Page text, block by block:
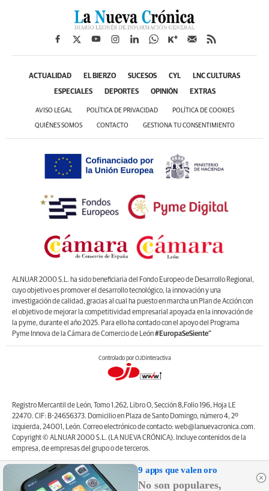
ACTUALIDAD EL BIERZO SUCESOS CYL LNC CULTURAS
ESPECIALES DEPORTES OPINIÓN EXTRAS
AVISO LEGAL POLÍTICA DE PRIVACIDAD POLÍTICA DE COOKIES
QUIÉNES SOMOS CONTACTO GESTIONA TU CONSENTIMIENTO
ALNUAR 2000 S.L. ha sido beneficiaria del Fondo Europeo de Desarrollo Regional,
cuyo objetivo es promover el desarrollo tecnológico, la innovación y una
investigación de calidad, gracias al cual ha puesto en marcha un Plan de Acción con
el objetivo de mejorar la competitividad empresarial apoyada en la innovación de
la pyme, durante el año 2025. Para ello ha contado con el apoyo del Programa
Pyme Innova de la Cámara de Comercio de León#EuropaSeSiente”
Controlado por OJDinteractiva
Registro Mercantil de León, Tomo 1.262, Libro O, Sección 8,Folio 196, Hoja LE
22470. CIF: B-24656373. Domicilio en Plaza de Santo Domingo, número 4, 2º
izquierda, 24001, León. Correo electrónico de contacto: web@lanuevacronica.com.
Copyright © ALNUAR 2000 S.L. (LA NUEVA CRÓNICA). Incluye contenidos de la
empresa, de empresas del grupo o de terceros.
9 apps que valen oro
No son populares,